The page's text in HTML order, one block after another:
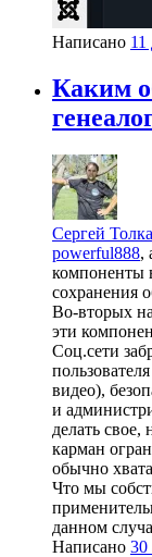
Написано 11
Каким
Сергей
powerful888,
компоненты
сохранения
Во-вторых
эти
Соц.сети
видео),
и
делать свое,
карман
обычно
Что мы
данном
Написано 30